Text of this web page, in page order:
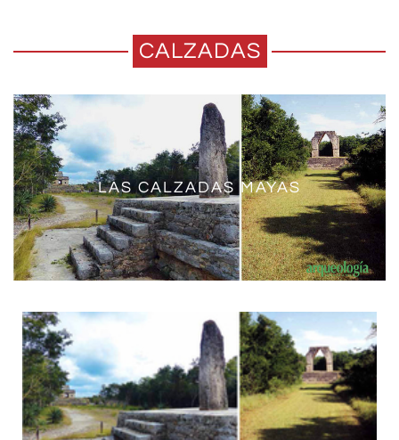
CALZADAS
LAS CALZADAS MAYAS
LA QUEMADA, ZACATECAS